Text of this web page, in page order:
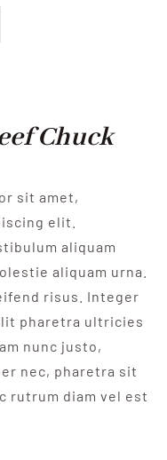
Chuck
sit amet,
elit.
aliquam
aliquam urna.
risus. Integer
pharetra ultricies
nunc justo,
nec, pharetra sit
rutrum diam vel est